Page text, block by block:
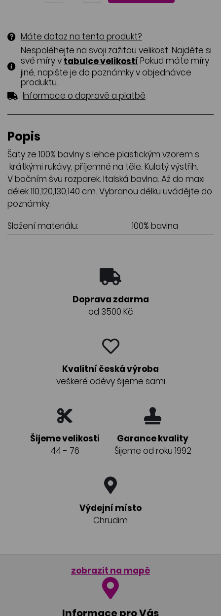
Máte dotaz na tento produkt?
Nespoléhejte na svoji zažitou velikost. Najděte si
své míry v tabulce velikostí Pokud máte míry
jiné, napište je do poznámky v objednávce
produktu.
Informace o dopravě a platbě.
Popis
Šaty ze 100% bavlny s lehce plastickým vzorem s
krátkými rukávy, příjemné na těle. Kulatý výstřih.
V bočním švu rozparek. Italská bavlna. Až do maxi
délek 110,120,130,140 cm. Vybranou délku uvádějte do
poznámky.
Složení materiálu:
100% bavlna
Doprava zdarma
od 3500 Kč
Kvalitní česká výroba
veškeré oděvy šijeme sami
Šijeme velikosti
44 - 76
Garance kvality
Šijeme od roku 1992
Výdejní místo
Chrudim
zobrazit na mapě
Informace pro Vás